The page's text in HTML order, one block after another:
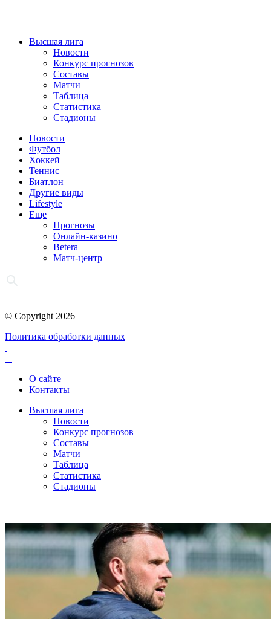
Высшая лига
Новости
Конкурс прогнозов
Составы
Матчи
Таблица
Статистика
Стадионы
Новости
Футбол
Хоккей
Теннис
Биатлон
Другие виды
Lifestyle
Еще
Прогнозы
Онлайн-казино
Betera
Матч-центр
© Copyright 2026
Политика обработки данных
О сайте
Контакты
Высшая лига
Новости
Конкурс прогнозов
Составы
Матчи
Таблица
Статистика
Стадионы